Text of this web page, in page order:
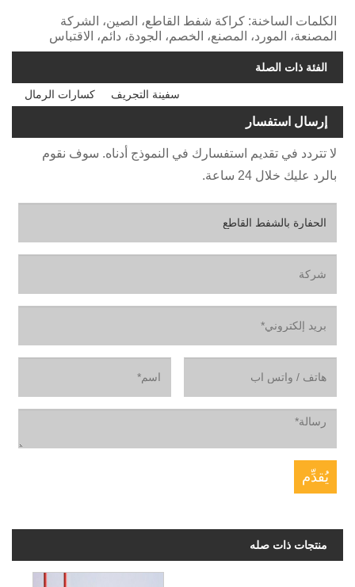
الكلمات الساخنة: كراكة شفط القاطع، الصين، الشركة
المصنعة، المورد، المصنع، الخصم، الجودة، دائم، الاقتباس
الفئة ذات الصلة
كسارات الرمال سفينة التجريف
إرسال استفسار
لا تتردد في تقديم استفسارك في النموذج أدناه. سوف نقوم
بالرد عليك خلال 24 ساعة.
منتجات ذات صله